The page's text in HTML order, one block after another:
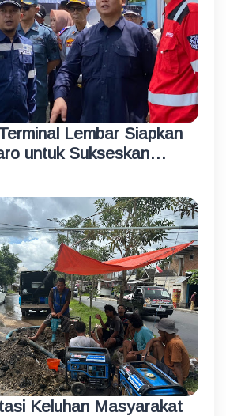
Lembar Siapkan
untuk Sukseskan
Gratis 2026
Keluhan Masyarakat